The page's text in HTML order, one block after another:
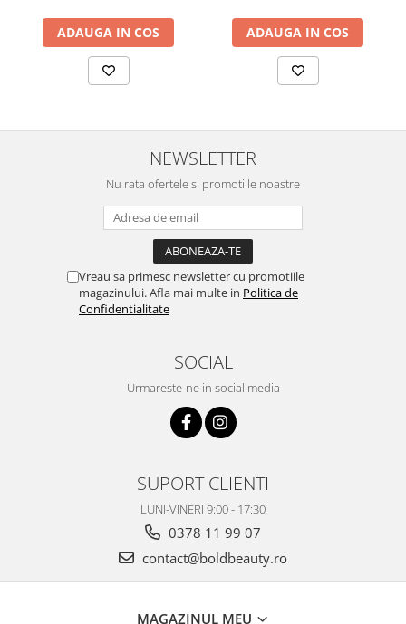
ADAUGA IN COS ADAUGA IN COS
NEWSLETTER
Nu rata ofertele si promotiile noastre
Vreau sa primesc newsletter cu promotiile
magazinului. Afla mai multe in Politica de
Confidentialitate
SOCIAL
Urmareste-ne in social media
SUPORT CLIENTI
LUNI-VINERI 9:00 - 17:30
0378 11 99 07
contact@boldbeauty.ro
MAGAZINUL MEU